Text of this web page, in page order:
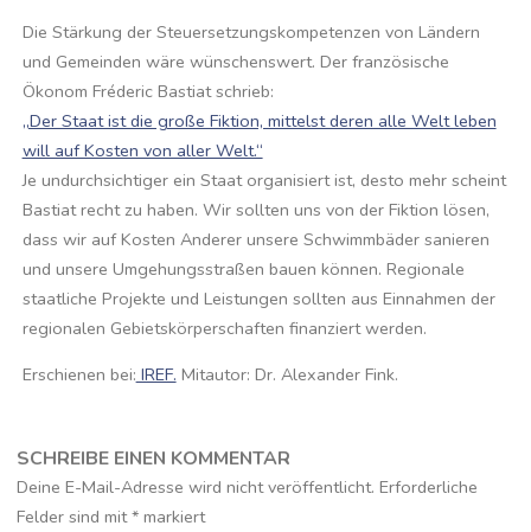
Die Stärkung der Steuersetzungskompetenzen von Ländern
und Gemeinden wäre wünschenswert. Der französische
Ökonom Fréderic Bastiat schrieb:
„Der Staat ist die große Fiktion, mittelst deren alle Welt leben
will auf Kosten von aller Welt.“
Je undurchsichtiger ein Staat organisiert ist, desto mehr scheint
Bastiat recht zu haben. Wir sollten uns von der Fiktion lösen,
dass wir auf Kosten Anderer unsere Schwimmbäder sanieren
und unsere Umgehungsstraßen bauen können. Regionale
staatliche Projekte und Leistungen sollten aus Einnahmen der
regionalen Gebietskörperschaften finanziert werden.
Erschienen bei: IREF. Mitautor: Dr. Alexander Fink.
SCHREIBE EINEN KOMMENTAR
Deine E-Mail-Adresse wird nicht veröffentlicht. Erforderliche
Felder sind mit* markiert